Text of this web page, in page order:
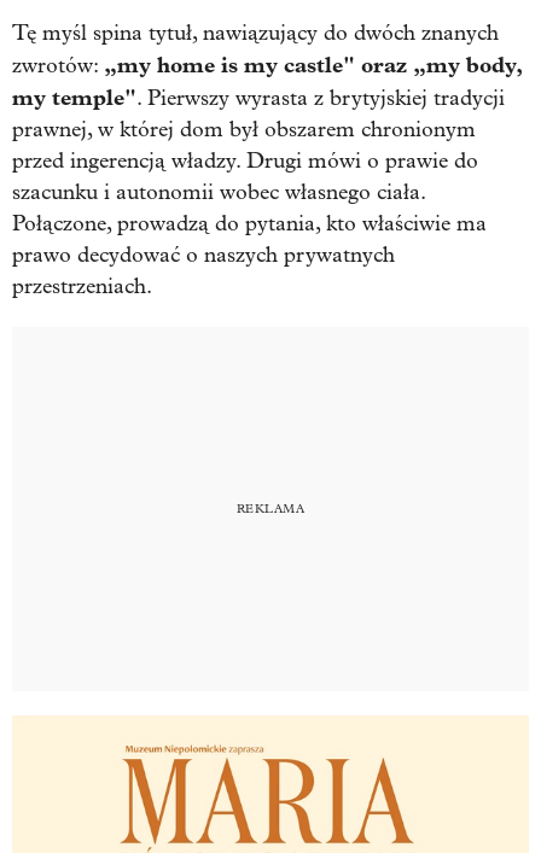
Tę myśl spina tytuł, nawiązujący do dwóch znanych
zwrotów: „my home is my castle" oraz „my body,
my temple". Pierwszy wyrasta z brytyjskiej tradycji
prawnej, w której dom był obszarem chronionym
przed ingerencją władzy. Drugi mówi o prawie do
szacunku i autonomii wobec własnego ciała.
Połączone, prowadzą do pytania, kto właściwie ma
prawo decydować o naszych prywatnych
przestrzeniach.